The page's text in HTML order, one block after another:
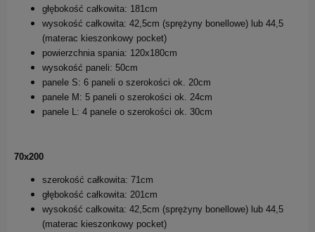
głębokość całkowita: 181cm
wysokość całkowita: 42,5cm (sprężyny bonellowe) lub 44,5
(materac kieszonkowy pocket)
powierzchnia spania: 120x180cm
wysokość paneli: 50cm
panele S: 6 paneli o szerokości ok. 20cm
panele M: 5 paneli o szerokości ok. 24cm
panele L: 4 panele o szerokości ok. 30cm
70x200
szerokość całkowita: 71cm
głębokość całkowita: 201cm
wysokość całkowita: 42,5cm (sprężyny bonellowe) lub 44,5
(materac kieszonkowy pocket)